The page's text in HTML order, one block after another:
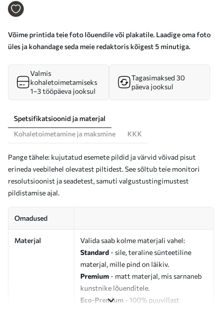
Võime printida teie foto lõuendile või plakatile. Laadige oma foto
üles ja kohandage seda meie redaktoris kõigest 5 minutiga.
Valmis
kohaletoimetamiseks
1–3 tööpäeva jooksul
Tagasimaksed 30
päeva jooksul
Spetsifikatsioonid ja materjal
Kohaletoimetamine ja maksmine
KKK
Pange tähele: kujutatud esemete pildid ja värvid võivad pisut
erineda veebilehel olevatest piltidest. See sõltub teie monitori
resolutsioonist ja seadetest, samuti valgustustingimustest
pildistamise ajal.
Omadused
Materjal
Valida saab kolme materjali vahel:
Standard - sile, teraline sünteetiline
materjal, mille pind on läikiv.
Premium - matt materjal, mis sarnaneb
kunstnike lõuenditele.
Eco-Premium - 100% puuvillast